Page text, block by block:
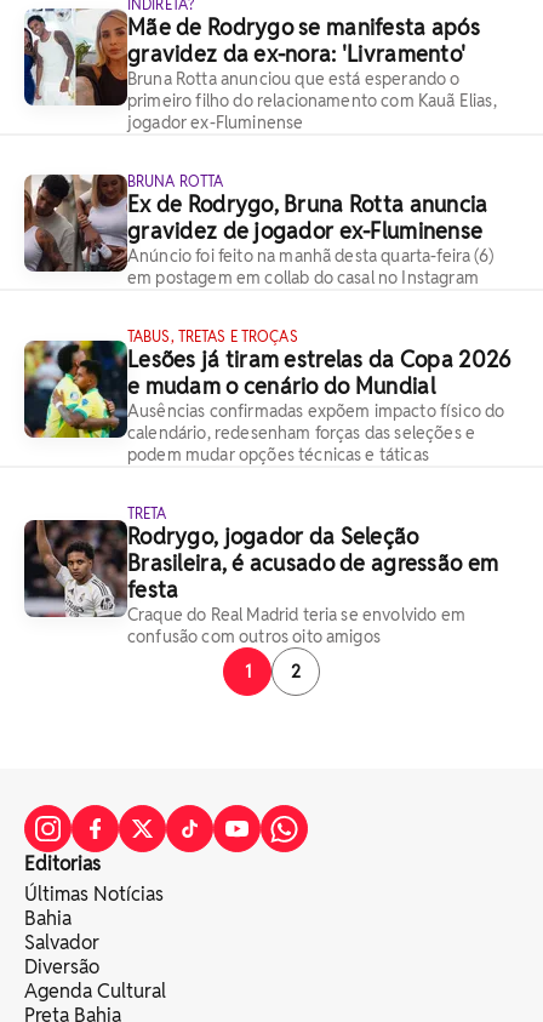
INDIRETA?
Mãe de Rodrygo se manifesta após
gravidez da ex-nora: 'Livramento'
Bruna Rotta anunciou que está esperando o
primeiro filho do relacionamento com Kauã Elias,
jogador ex-Fluminense
BRUNA ROTTA
Ex de Rodrygo, Bruna Rotta anuncia
gravidez de jogador ex-Fluminense
Anúncio foi feito na manhã desta quarta-feira (6)
em postagem em collab do casal no Instagram
TABUS, TRETAS E TROÇAS
Lesões já tiram estrelas da Copa 2026
e mudam o cenário do Mundial
Ausências confirmadas expõem impacto físico do
calendário, redesenham forças das seleções e
podem mudar opções técnicas e táticas
TRETA
Rodrygo, jogador da Seleção
Brasileira, é acusado de agressão em
festa
Craque do Real Madrid teria se envolvido em
confusão com outros oito amigos
1
2
Editorias
Últimas Notícias
Bahia
Salvador
Diversão
Agenda Cultural
Preta Bahia